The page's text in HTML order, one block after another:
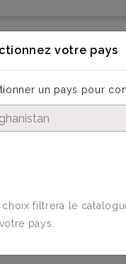
votre pays
un pays pour
filtrera le
pays.